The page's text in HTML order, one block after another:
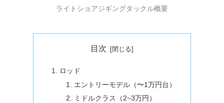
ライトショアジギングタックル概要
目次
ロッド
エントリーモデル（〜1万円台）
ミドルクラス（2~3万円）